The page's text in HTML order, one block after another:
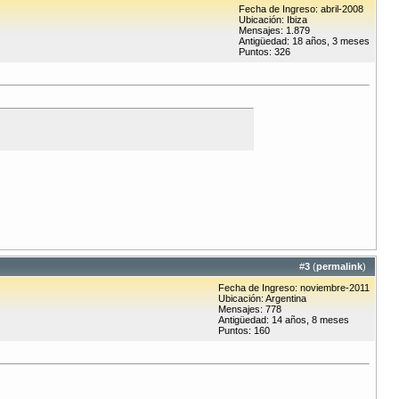
Fecha de Ingreso: abril-2008
Ubicación: Ibiza
Mensajes: 1.879
Antigüedad: 18 años, 3 meses
Puntos: 326
#3 (permalink)
Fecha de Ingreso: noviembre-2011
Ubicación: Argentina
Mensajes: 778
Antigüedad: 14 años, 8 meses
Puntos: 160